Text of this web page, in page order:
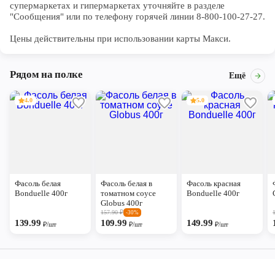
супермаркетах и гипермаркетах уточняйте в разделе
"Сообщения" или по телефону горячей линии 8-800-100-27-27.
Цены действительны при использовании карты Макси.
Рядом на полке Ещё
4.0
Фасоль белая
Bonduelle 400г
139.99 ₽/шт
Фасоль белая в
томатном соусе
Globus 400г
157.90₽ -30%
109.99 ₽/шт
5.0
Фасоль красная
Bonduelle 400г
149.99 ₽/шт